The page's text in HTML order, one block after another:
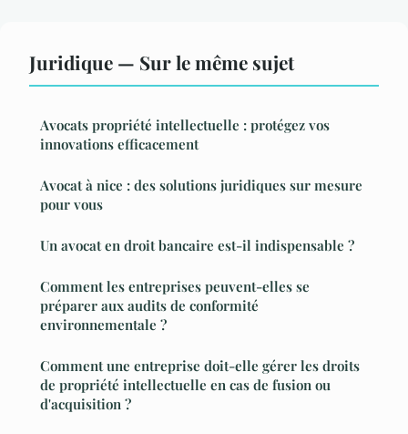
Juridique — Sur le même sujet
Avocats propriété intellectuelle : protégez vos
innovations efficacement
Avocat à nice : des solutions juridiques sur mesure
pour vous
Un avocat en droit bancaire est-il indispensable ?
Comment les entreprises peuvent-elles se
préparer aux audits de conformité
environnementale ?
Comment une entreprise doit-elle gérer les droits
de propriété intellectuelle en cas de fusion ou
d'acquisition ?